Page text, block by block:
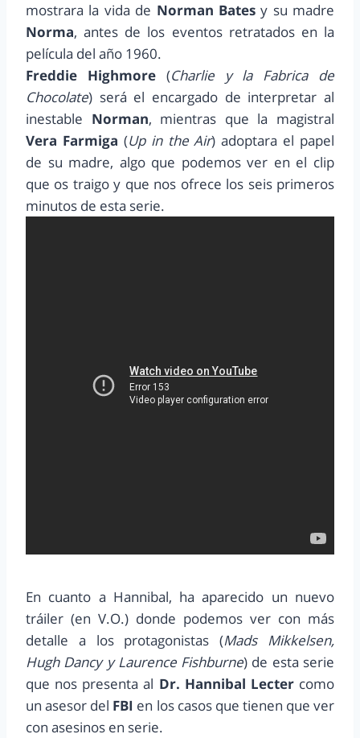
mostrara la vida de Norman Batesy su madre
Norma, antes de los eventos retratados en la
película del año 1960.
Freddie Highmore(Charlie y la Fabrica de
Chocolate) será el encargado de interpretar al
inestable Norman, mientras que la magistral
Vera Farmiga (Up in the Air) adoptara el papel
de su madre, algo que podemos ver en el clip
que os traigo y que nos ofrece los seis primeros
minutos de esta serie.
En cuanto a Hannibal, ha aparecido un nuevo
tráiler (en V.O.) donde podemos ver con más
detalle a los protagonistas (Mads Mikkelsen,
Hugh Dancy y Laurence Fishburne) de esta serie
que nos presenta al Dr. Hannibal Lectercomo
un asesor del FBI en los casos que tienen que ver
con asesinos en serie.